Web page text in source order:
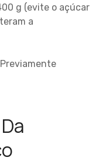
g (evite o açúcar
a
Previamente